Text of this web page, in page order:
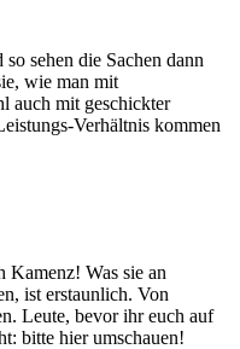
sehen die Sachen dann
wie man mit
auch mit geschickter
Verhältnis kommen
Was sie an
ist erstaunlich. Von
Leute, bevor ihr euch auf
bitte hier umschauen!